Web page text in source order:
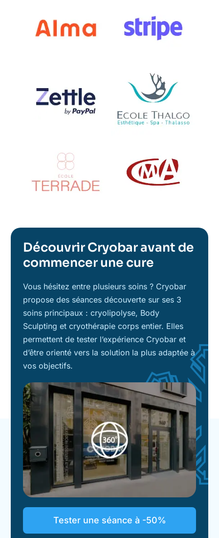
Découvrir Cryobar avant de
commencer une cure
Vous hésitez entre plusieurs soins ? Cryobar
propose des séances découverte sur ses 3
soins principaux : cryolipolyse, Body
Sculpting et cryothérapie corps entier. Elles
permettent de tester l’expérience Cryobar et
d’être orienté vers la solution la plus adaptée à
vos objectifs.
Tester une séance à -50%